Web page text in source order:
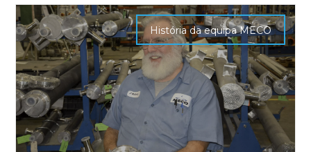
História da equipa MECO